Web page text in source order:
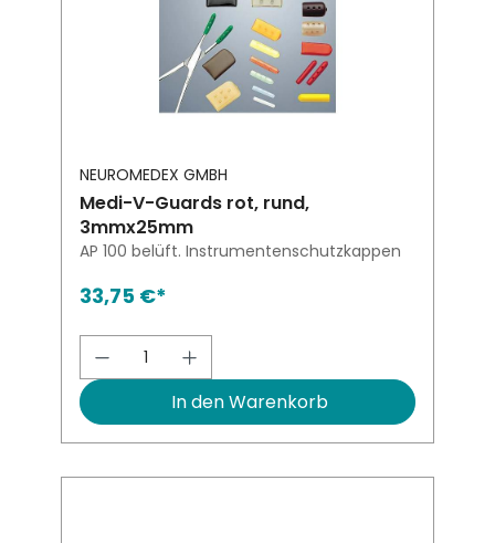
NEUROMEDEX GMBH
Medi-V-Guards rot, rund,
3mmx25mm
AP 100 belüft. Instrumentenschutzkappen
33,75 €*
Produkt Anzahl: Gib den
In den Warenkorb